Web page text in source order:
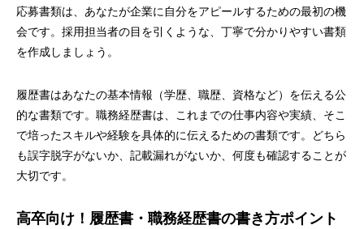
応募書類は、あなたが企業に自分をアピールするための最初の機
会です。採用担当者の目を引くような、丁寧で分かりやすい書類
を作成しましょう。
履歴書はあなたの基本情報（学歴、職歴、資格など）を伝える公
的な書類です。職務経歴書は、これまでの仕事内容や実績、そこ
で培ったスキルや経験を具体的に伝えるための書類です。どちら
も誤字脱字がないか、記載漏れがないか、何度も確認することが
大切です。
高卒向け！履歴書・職務経歴書の書き方ポイント